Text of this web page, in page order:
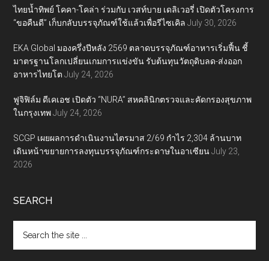
ไทยน้ำทิพย์ โคคา-โคล่า ร่วมกับ เวสท์บาย เดลิเวอรี่ เปิดตัวโครงการ
“ขอคืนดี” เก็บกลับบรรจุภัณฑ์ใช้แล้วเพื่อรีไซเคิล July 30, 2026
EKA Global มองครึ่งปีหลัง 2569 ตลาดบรรจุภัณฑ์อาหารเริ่มฟื้น ชี้
มาตรฐานโลกเปลี่ยนเกมการแข่งขัน รับต้นทุนวัตถุดิบลด-ส่งออก
อาหารไทยโต July 24, 2026
ฟูจิฟิล์ม ดีเคเอช เปิดตัว “NURA” สหคลินิกตรวจและคัดกรองสุขภาพ
ในกรุงเทพ July 24, 2026
SCGP เผยผลการดำเนินงานไตรมาส 2/69 กำไร 2,304 ล้านบาท
เดินหน้าขยายการลงทุนบรรจุภัณฑ์กระดาษในอาเซียน July 23,
2026
SEARCH
the